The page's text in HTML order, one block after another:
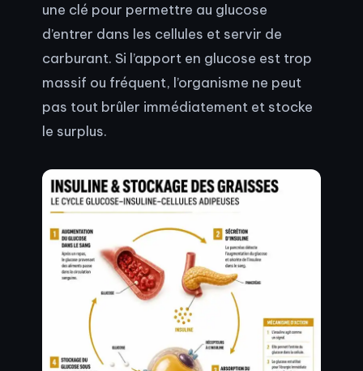
une clé pour permettre au glucose
d’entrer dans les cellules et servir de
carburant. Si l’apport en glucose est trop
massif ou fréquent, l’organisme ne peut
pas tout brûler immédiatement et stocke
le surplus.